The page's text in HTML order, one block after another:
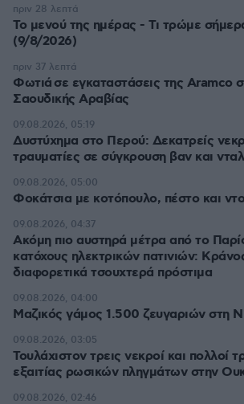
Το μενού της ημέρας - Τι τρώμε
(9/8/2026)
πριν 28 λεπτά
Φωτιά σε εγκαταστάσεις της Aramco
Σαουδικής Αραβίας
πριν 37 λεπτά
Δυστύχημα στο Περού: Δεκατρείς
τραυματίες σε σύγκρουση βαν και
09.08.2026, 05:19
Φοκάτσια με κοτόπουλο, πέστο και
09.08.2026, 05:00
Ακόμη πιο αυστηρά μέτρα από το
κατόχους ηλεκτρικών πατινιών:
διαφορετικά τσουχτερά πρόστιμα
09.08.2026, 04:37
Μαζικός γάμος 1.500 ζευγαριών στη
09.08.2026, 04:00
Τουλάχιστον τρεις νεκροί και πολλοί
εξαιτίας ρωσικών πληγμάτων στην
09.08.2026, 03:05
09.08.2026, 02:46